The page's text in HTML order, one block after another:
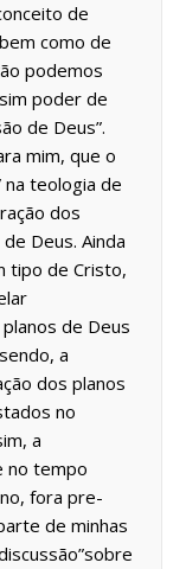
de
como de
podemos
poder de
de Deus”.
mim, que o
na teologia de
dos
Deus. Ainda
tipo de Cristo,
de Deus
a
dos planos
no
a
no tempo
fora pre-
de minhas